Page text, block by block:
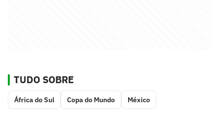
TUDO SOBRE
África do Sul Copa do Mundo México